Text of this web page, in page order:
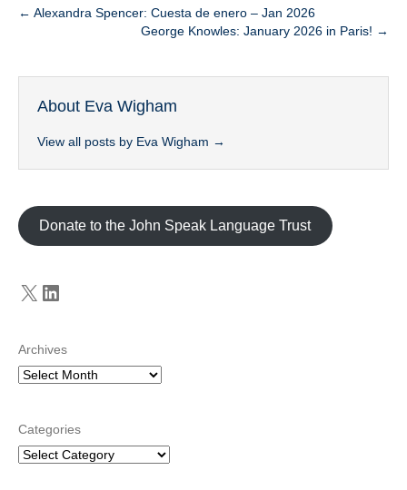
← Alexandra Spencer: Cuesta de enero – Jan 2026
George Knowles: January 2026 in Paris! →
About Eva Wigham
View all posts by Eva Wigham →
Donate to the John Speak Language Trust
X LinkedIn
Archives
Categories